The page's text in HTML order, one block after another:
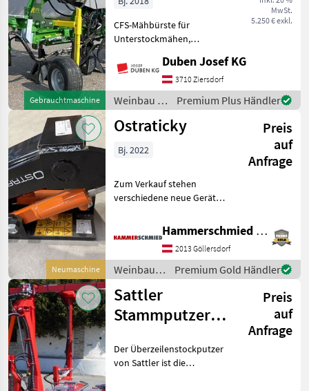
Gebrauchtmaschine
MwSt.
5.250 € exkl.
CFS-Mähbürste für
Unterstockmähen,
Bearbeitungsrahmen,
hydraulische
Neigungsverstellung,
hydraulische Verschiebung,
2 vordere luftbereifte
Tiefenführu
Duben Josef KG
3710 Ziersdorf
Weinbau /
CFS
Premium Plus Händler
Neumaschine
Ostraticky
Preis
auf
Anfrage
Bj. 2022
Zum Verkauf stehen
verschiedene neue Geräte
Aufhängung KLA-12H335:
1.150€ exkl. - Dreipunkt
Tragrahmen mechanischer
Ausschub 60cm:
Hammerschmied GmbH
2013 Göllersdorf
Weinbau /
Ostraticky
Premium Gold Händler
Sattler
Stammputzer
Preis
auf
Anfrage
Der Überzeilenstockputzer
von Sattler ist die